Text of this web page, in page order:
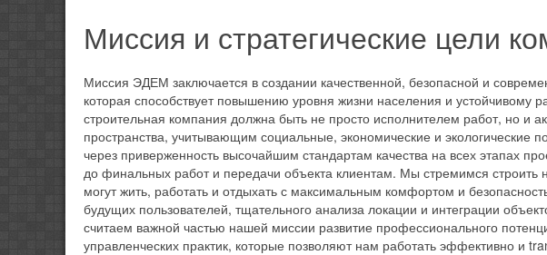
Миссия и стратегические цели
Миссия ЭДЕМ заключается в создании качественной, безопасной и
которая способствует повышению уровня жизни населения и устойчивому
строительная компания должна быть не просто исполнителем работ, но и
пространства, учитывающим социальные, экономические и экологические
через приверженность высочайшим стандартам качества на всех этапах
до финальных работ и передачи объекта клиентам. Мы стремимся
могут жить, работать и отдыхать с максимальным комфортом и
будущих пользователей, тщательного анализа локации и интеграции
считаем важной частью нашей миссии развитие профессионального
управленческих практик, которые позволяют нам работать эффективно и